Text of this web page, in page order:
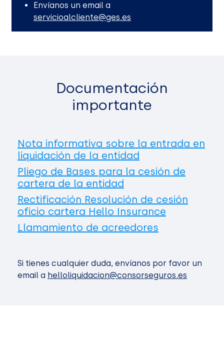
Envíanos un email a
servicioalcliente@ges.es
Documentación
importante
Nota informativa sobre la entrada en
liquidación de la entidad
Pliego de Bases para la cesión de
cartera de la entidad
Rectificación Resolución de cesión
oficio cartera Hello Insurance
Llamamiento de acreedores
Si tienes cualquier duda, envíanos por favor un
email a helloliquidacion@consorseguros.es